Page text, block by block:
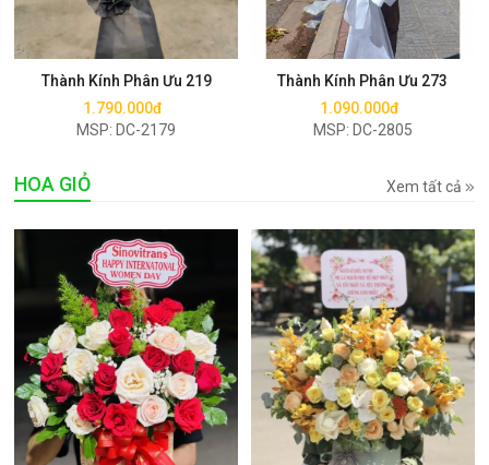
Thành Kính Phân Ưu 219
1.790.000đ
MSP: DC-2179
Mua ngay
Thành Kính Phân Ưu 273
1.090.000đ
MSP: DC-2805
Mua ngay
HOA GIỎ Xem tất cả